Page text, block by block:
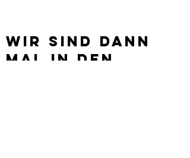
WIR Sind dann
mal in den